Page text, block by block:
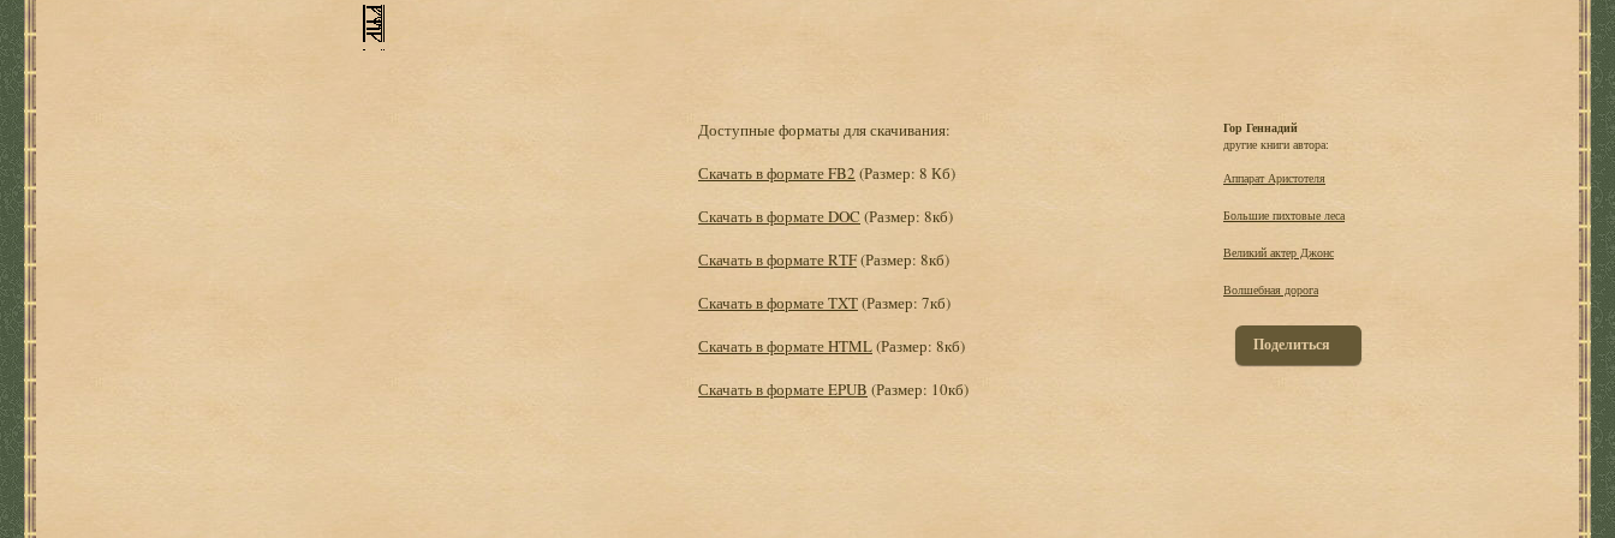
Доступные форматы для скачивания:
Скачать в формате FB2 (Размер: 8 Кб)
Скачать в формате DOC (Размер: 8кб)
Скачать в формате RTF(Размер: 8кб)
Скачать в формате TXT(Размер: 7кб)
Скачать в формате HTML(Размер: 8кб)
Скачать в формате EPUB (Размер: 10кб)
Гор Геннадий
другие книги автора:
Аппарат Аристотеля
Большие пихтовые леса
Великий актер Джонс
Волшебная дорога
Поделиться